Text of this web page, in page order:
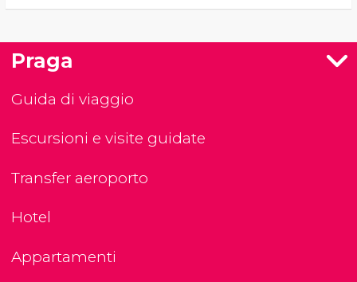
Praga
Guida di viaggio
Escursioni e visite guidate
Transfer aeroporto
Hotel
Appartamenti